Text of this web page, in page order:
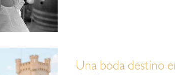
Una boda destino